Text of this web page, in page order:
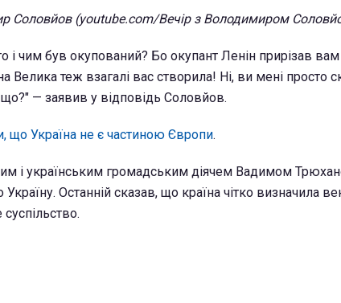
Соловйов (youtube.com/Вечір з Володимиром
і чим був окупований? Бо окупант Ленін прирізав
Велика теж взагалі вас створила! Ні, ви мені просто
— заявив у відповідь Соловйов.
що Україна не є частиною Європи.
і українським громадським діячем Вадимом
Україну. Останній сказав, що країна чітко визначила